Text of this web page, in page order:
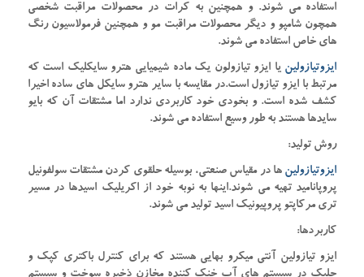
استفاده می شوند. و همچنین به کرات در محصولات مراقبت شخصی
همچون شامپو و دیگر محصولات مراقبت مو و همچنین فرمولاسیون رنگ
های خاص استفاده می شوند.
ایزوتیازولین یا ایزو تیازولون یک ماده شیمیایی هترو سایکلیک است که
مرتبط با ایزو تیازول است.در مقایسه با سایر هترو سایکل های ساده اخیرا
کشف شده است. و بخودی خود کاربردی ندارد اما مشتقات آن که بایو
سایدها هستند به طور وسیع استفاده می شوند.
روش تولید:
ایزوتیازولین ها در مقیاس صنعتی، بوسیله حلقوی کردن مشتقات سولفونیل
پروپانامید تهیه می شوند.اینها به نوبه خود از اکریلیک اسیدها در مسیر
تری مرکاپتو پروپیونیک اسید تولید می شوند.
کاربردها:
ایزو تیازولین آنتی میکرو بهایی هستند که برای کنترل باکتری کپک و